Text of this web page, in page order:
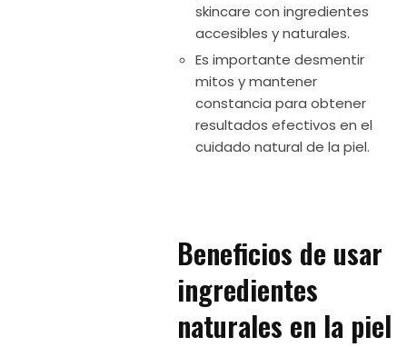
skincare con ingredientes
accesibles y naturales.
Es importante desmentir
mitos y mantener
constancia para obtener
resultados efectivos en el
cuidado natural de la piel.
Beneficios de usar
ingredientes
naturales en la piel